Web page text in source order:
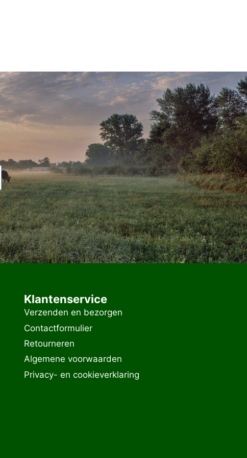
Klantenservice
Verzenden en bezorgen
Contactformulier
Retourneren
Algemene voorwaarden
Privacy- en cookieverklaring